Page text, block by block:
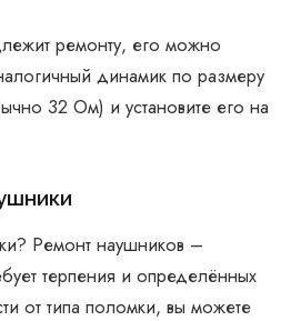
ремонту, его можно
динамик по размеру
32 Ом) и установите его на
Ремонт наушников –
терпения и определённых
от типа поломки, вы можете